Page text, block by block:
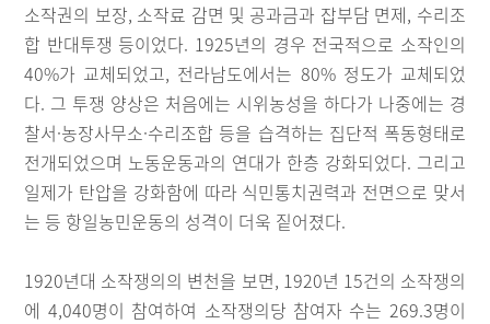
소작권의 보장, 소작료 감면 및 공과금과 잡부담 면제, 수리조
합 반대투쟁 등이었다. 1925년의 경우 전국적으로 소작인의
40%가 교체되었고, 전라남도에서는 80% 정도가 교체되었
다. 그 투쟁 양상은 처음에는 시위농성을 하다가 나중에는 경
찰서·농장사무소·수리조합 등을 습격하는 집단적 폭동형태로
전개되었으며 노동운동과의 연대가 한층 강화되었다. 그리고
일제가 탄압을 강화함에 따라 식민통치권력과 전면으로 맞서
는 등 항일농민운동의 성격이 더욱 짙어졌다.
1920년대 소작쟁의의 변천을 보면, 1920년 15건의 소작쟁의
에 4,040명이 참여하여 소작쟁의당 참여자 수는 269.3명이